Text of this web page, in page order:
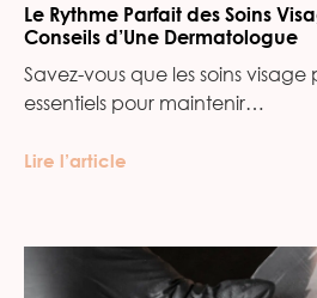
Le Rythme Parfait des Soins
Conseils d’Une Dermatologue
Savez-vous que les soins visage
essentiels pour maintenir…
Lire l’article